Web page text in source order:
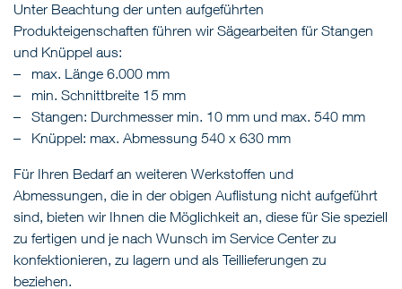
Unter Beachtung der unten aufgeführten
Produkteigenschaften führen wir Sägearbeiten für Stangen
und Knüppel aus:
max. Länge 6.000 mm
min. Schnittbreite 15 mm
Stangen: Durchmesser min. 10 mm und max. 540 mm
Knüppel: max. Abmessung 540 x 630 mm
Für Ihren Bedarf an weiteren Werkstoffen und
Abmessungen, die in der obigen Auflistung nicht aufgeführt
sind, bieten wir Ihnen die Möglichkeit an, diese für Sie speziell
zu fertigen und je nach Wunsch im Service Center zu
konfektionieren, zu lagern und als Teillieferungen zu
beziehen.